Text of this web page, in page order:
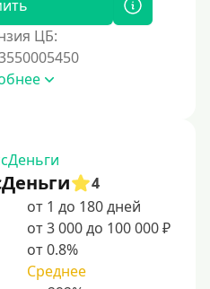
ЦБ:
4
от 1 до 180 дней
от 3 000 до 100 000 ₽
от 0.8%
Среднее